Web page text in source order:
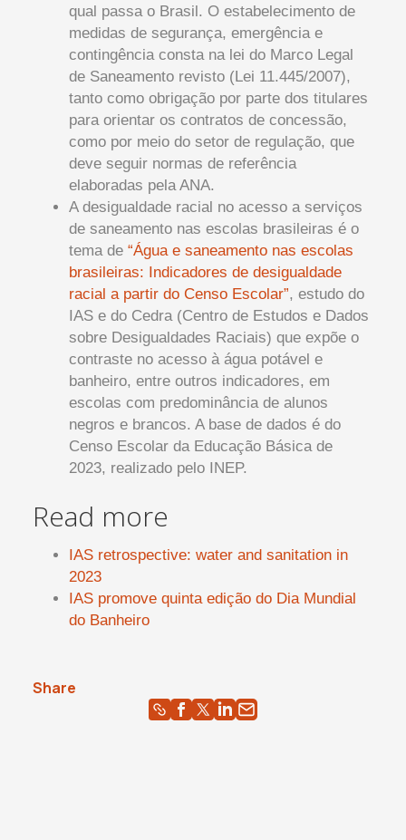
qual passa o Brasil. O estabelecimento de
medidas de segurança, emergência e
contingência consta na lei do Marco Legal
de Saneamento revisto (Lei 11.445/2007),
tanto como obrigação por parte dos titulares
para orientar os contratos de concessão,
como por meio do setor de regulação, que
deve seguir normas de referência
elaboradas pela ANA.
A desigualdade racial no acesso a serviços
de saneamento nas escolas brasileiras é o
tema de “Água e saneamento nas escolas
brasileiras: Indicadores de desigualdade
racial a partir do Censo Escolar”, estudo do
IAS e do Cedra (Centro de Estudos e Dados
sobre Desigualdades Raciais) que expõe o
contraste no acesso à água potável e
banheiro, entre outros indicadores, em
escolas com predominância de alunos
negros e brancos. A base de dados é do
Censo Escolar da Educação Básica de
2023, realizado pelo INEP.
Read more
IAS retrospective: water and sanitation in
2023
IAS promove quinta edição do Dia Mundial
do Banheiro
Share